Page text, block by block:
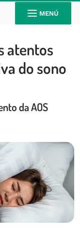
MENÚ
atentos
do sono
da AOS